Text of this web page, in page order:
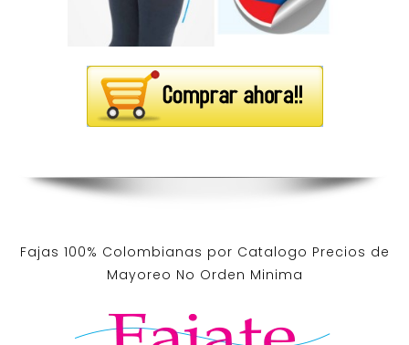
Fajas 100% Colombianas por Catalogo Precios de
Mayoreo No Orden Minima